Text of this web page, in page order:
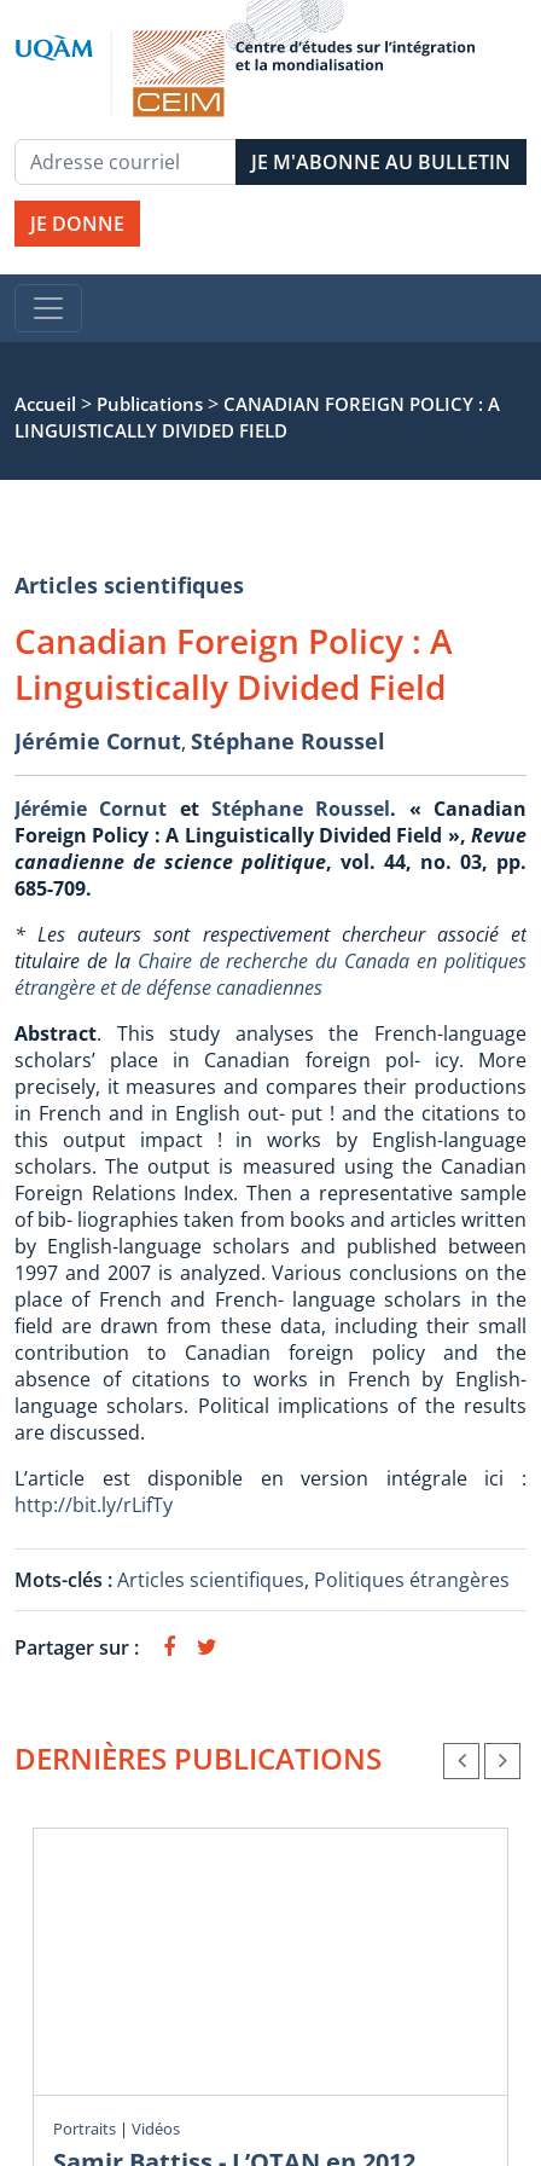
JE DONNE
Accueil > Publications > CANADIAN FOREIGN POLICY : A
LINGUISTICALLY DIVIDED FIELD
Articles scientifiques
Canadian Foreign Policy : A
Linguistically Divided Field
Jérémie Cornut, Stéphane Roussel
Jérémie Cornut etStéphane Roussel. « Canadian
Foreign Policy : A Linguistically Divided Field », Revue
canadienne de science politique, vol. 44, no. 03, pp.
685-709.
* Les auteurs sont respectivement chercheur associé et
titulaire de la Chaire de recherche du Canada en politiques
étrangère et de défense canadiennes
Abstract. This study analyses the French-language
scholars’ place in Canadian foreign pol- icy. More
precisely, it measures and compares their productions
in French and in English out- put ! and the citations to
this output impact ! in works by English-language
scholars. The output is measured using the Canadian
Foreign Relations Index. Then a representative sample
of bib- liographies taken from books and articles written
by English-language scholars and published between
1997 and 2007 is analyzed. Various conclusions on the
place of French and French- language scholars in the
field are drawn from these data, including their small
contribution to Canadian foreign policy and the
absence of citations to works in French by English-
language scholars. Political implications of the results
are discussed.
L’article est disponible en version intégrale ici :
http://bit.ly/rLifTy
Mots-clés :Articles scientifiques, Politiques étrangères
Partager sur :
DERNIÈRES PUBLICATIONS
Portraits | Vidéos